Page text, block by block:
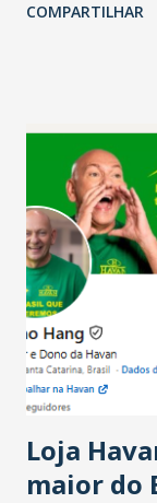
relação ao
Salário para um
país tem a
Ainda segundo a
bares e
registraram
estabelecimentos
do observado no
novembro. Em
cresceu. De
COMPARTILHAR
Loja
maior do